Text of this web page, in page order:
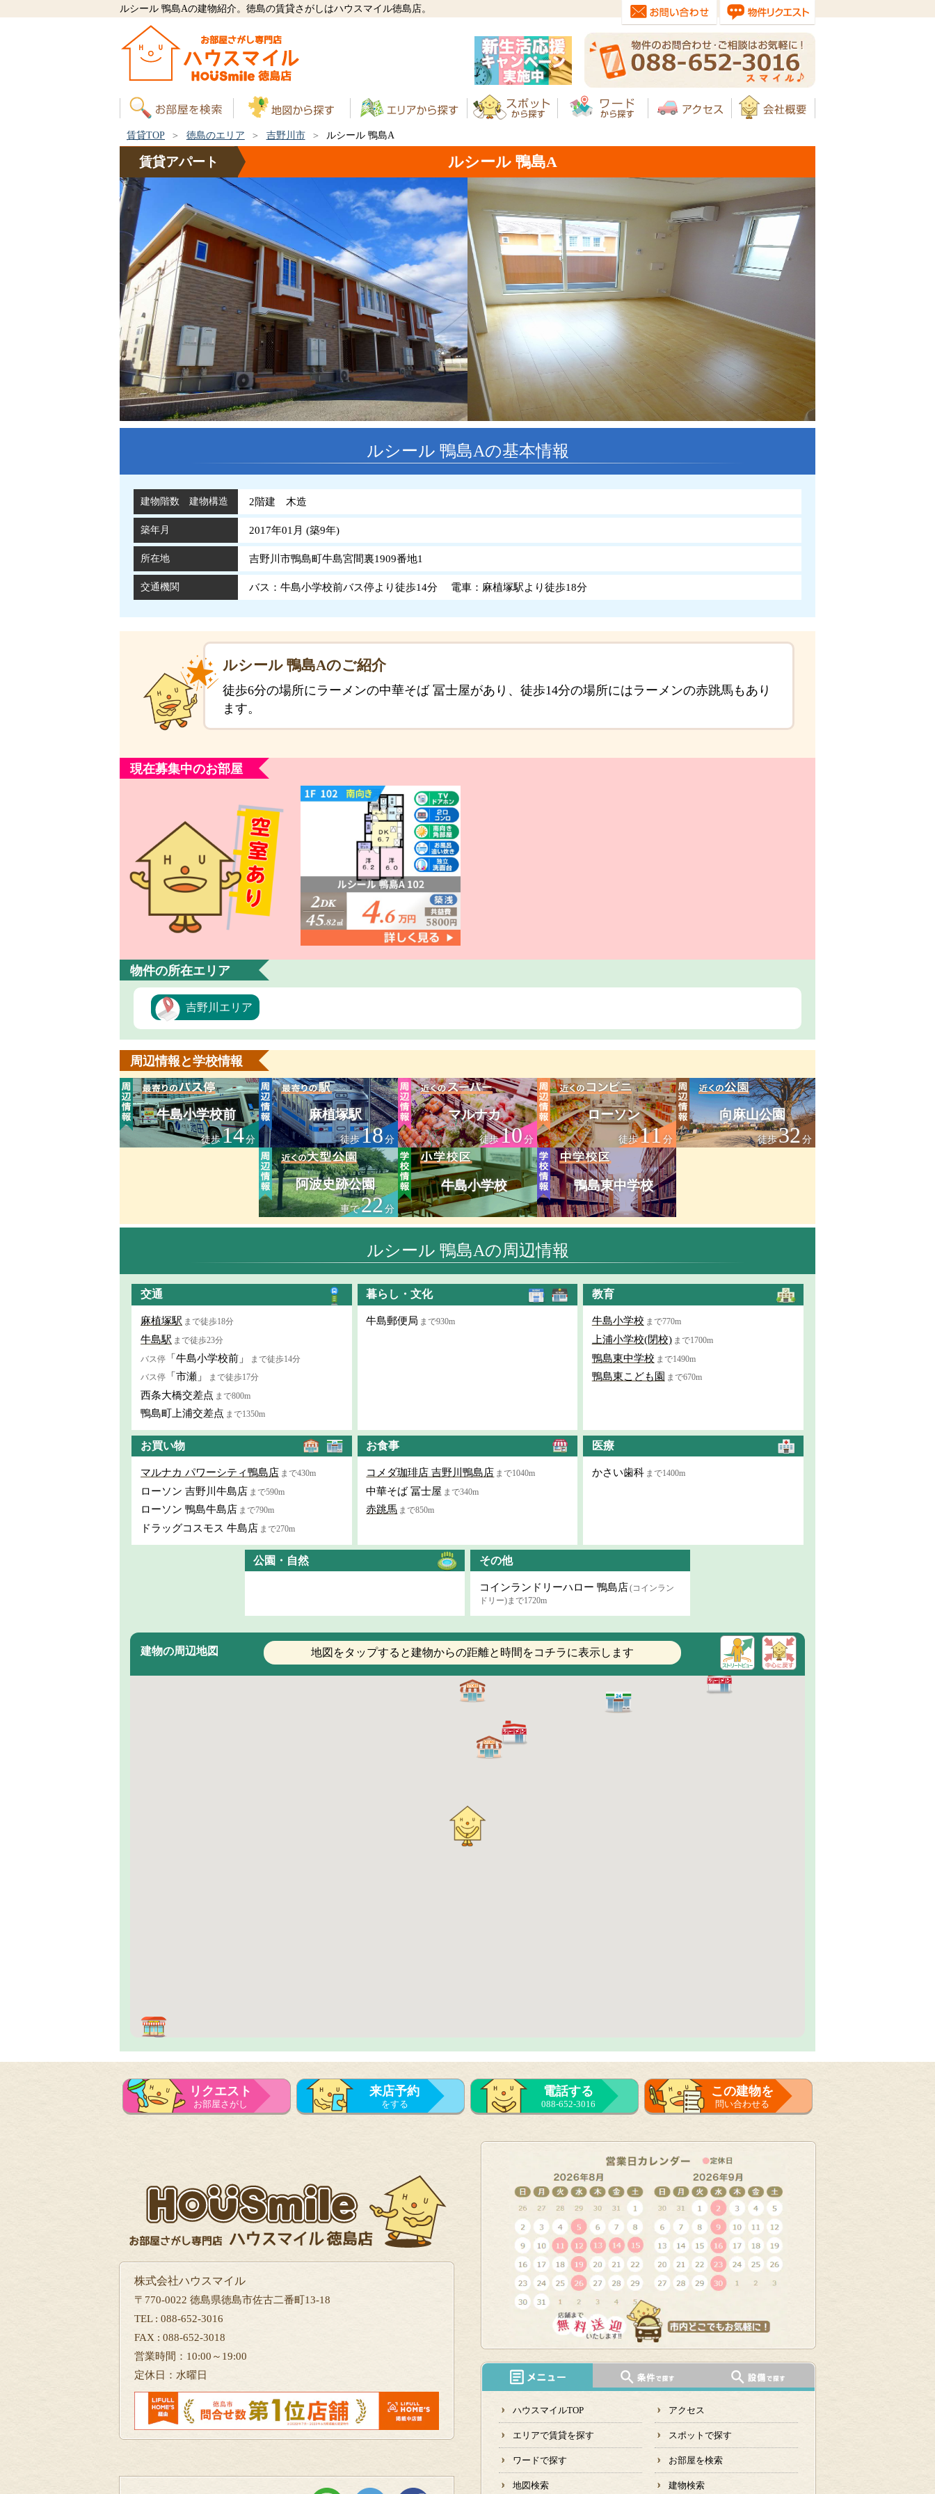
ルシール 鴨島Aの建物紹介。徳島の賃貸さがしはハウスマイル徳島店。
賃貸TOP 徳島のエリア 吉野川市 ルシール 鴨島A
賃貸アパート ルシール 鴨島A
ルシール 鴨島Aの基本情報
建物階数 建物構造 2階建 木造
築年月 2017年01月 (築9年)
所在地 吉野川市鴨島町牛島宮間裏1909番地1
交通機関 バス：牛島小学校前バス停より徒歩14分 電車：麻植塚駅より徒歩18分
ルシール 鴨島Aのご紹介
徒歩6分の場所にラーメンの中華そば 冨士屋があり、徒歩14分の場所にはラーメンの赤跳馬もあり
ます。
現在募集中のお部屋
物件の所在エリア
吉野川エリア
周辺情報と学校情報
牛島小学校前
徒歩14分
麻植塚駅
徒歩18分
マルナカ
徒歩10分
ローソン
徒歩11分
向麻山公園
徒歩32分
阿波史跡公園
車で22分
牛島小学校 鴨島東中学校
ルシール 鴨島Aの周辺情報
交通
麻植塚駅 まで徒歩18分
牛島駅 まで徒歩23分
バス停 「牛島小学校前」
まで徒歩14分
バス停 「市瀬」 まで徒歩17分
西条大橋交差点 まで800m
鴨島町上浦交差点 まで1350m
暮らし・文化
牛島郵便局 まで930m
教育
牛島小学校 まで770m
上浦小学校(閉校) まで1700m
鴨島東中学校 まで1490m
鴨島東こども園 まで670m
お買い物
マルナカ パワーシティ鴨島店 まで430m
ローソン 吉野川牛島店 まで590m
ローソン 鴨島牛島店 まで790m
ドラッグコスモス 牛島店 まで270m
お食事
コメダ珈琲店 吉野川鴨島店 まで1040m
中華そば 冨士屋 まで340m
赤跳馬 まで850m
医療
かさい歯科 まで1400m
公園・自然 その他
コインランドリーハロー 鴨島店(コインラン
ドリー)まで1720m
建物の周辺地図 地図をタップすると建物からの距離と時間をコチラに表示します
リクエスト
お部屋さがし
来店予約
をする
電話する
088-652-3016
この建物を
問い合わせる
株式会社ハウスマイル
〒770-0022 徳島県徳島市佐古二番町13-18
TEL : 088-652-3016
FAX : 088-652-3018
営業時間：10:00～19:00
定休日：水曜日
ハウスマイルTOP アクセス
エリアで賃貸を探す スポットで探す
ワードで探す お部屋を検索
地図検索 建物検索